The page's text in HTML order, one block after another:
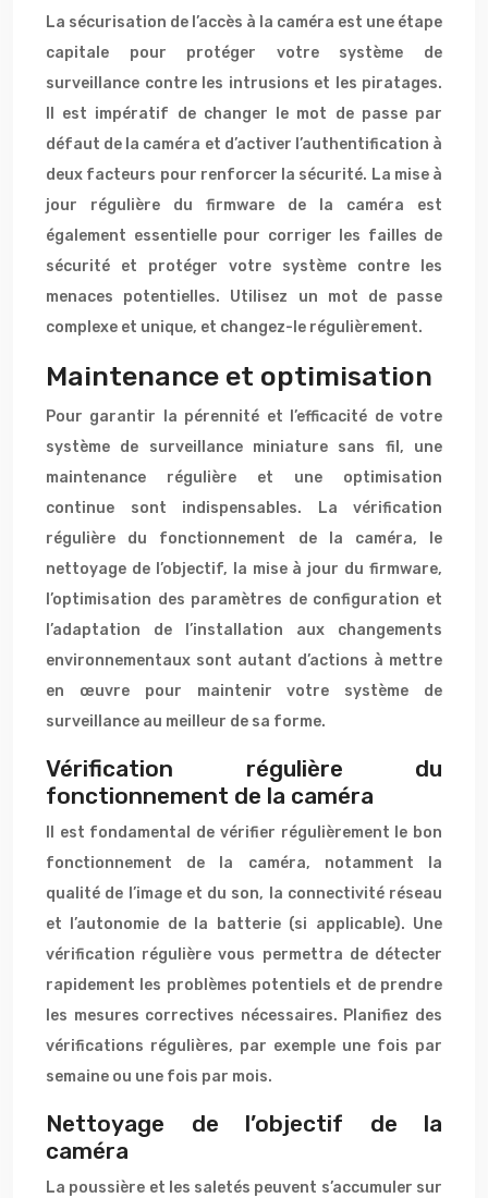
La sécurisation de l’accès à la caméra est une étape
capitale pour protéger votre système de
surveillance contre les intrusions et les piratages.
Il est impératif de changer le mot de passe par
défaut de la caméra et d’activer l’authentification à
deux facteurs pour renforcer la sécurité. La mise à
jour régulière du firmware de la caméra est
également essentielle pour corriger les failles de
sécurité et protéger votre système contre les
menaces potentielles. Utilisez un mot de passe
complexe et unique, et changez-le régulièrement.
Maintenance et optimisation
Pour garantir la pérennité et l’efficacité de votre
système de surveillance miniature sans fil, une
maintenance régulière et une optimisation
continue sont indispensables. La vérification
régulière du fonctionnement de la caméra, le
nettoyage de l’objectif, la mise à jour du firmware,
l’optimisation des paramètres de configuration et
l’adaptation de l’installation aux changements
environnementaux sont autant d’actions à mettre
en œuvre pour maintenir votre système de
surveillance au meilleur de sa forme.
Vérification régulière du
fonctionnement de la caméra
Il est fondamental de vérifier régulièrement le bon
fonctionnement de la caméra, notamment la
qualité de l’image et du son, la connectivité réseau
et l’autonomie de la batterie (si applicable). Une
vérification régulière vous permettra de détecter
rapidement les problèmes potentiels et de prendre
les mesures correctives nécessaires. Planifiez des
vérifications régulières, par exemple une fois par
semaine ou une fois par mois.
Nettoyage de l’objectif de la
caméra
La poussière et les saletés peuvent s’accumuler sur